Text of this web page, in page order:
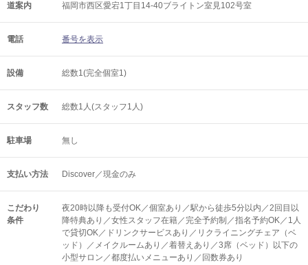
道案内 福岡市西区愛宕1丁目14-40ブライトン室見102号室
電話 番号を表示
設備 総数1(完全個室1)
スタッフ数 総数1人(スタッフ1人)
駐車場 無し
支払い方法 Discover／現金のみ
こだわり
条件
夜20時以降も受付OK／個室あり／駅から徒歩5分以内／2回目以
降特典あり／女性スタッフ在籍／完全予約制／指名予約OK／1人
で貸切OK／ドリンクサービスあり／リクライニングチェア（ベ
ッド）／メイクルームあり／着替えあり／3席（ベッド）以下の
小型サロン／都度払いメニューあり／回数券あり